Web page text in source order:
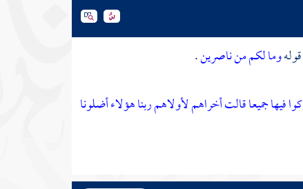
وما لكم من ناصرين.
فيها جميعا قالت أخراهم لأولاهم ربنا هؤلاء أضلونا